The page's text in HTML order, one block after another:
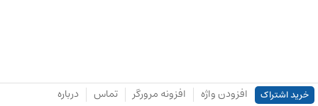
خرید اشتراک افزودن واژه افزونه مرورگر تماس درباره